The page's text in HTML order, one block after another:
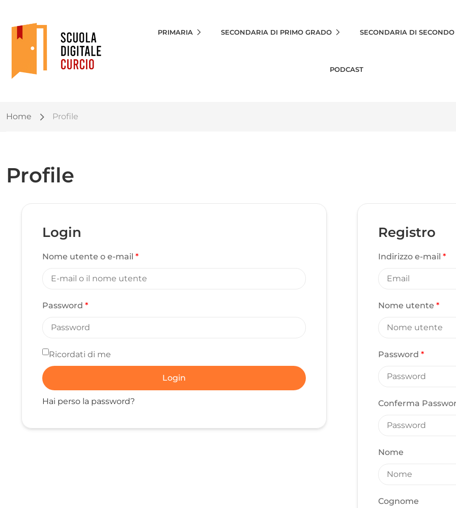
PRIMARIA SECONDARIA DI PRIMO GRADO SECONDARIA DI
PODCAST
Home Profile
Profile
Login
Nome utente o e-mail *
Password *
Ricordati di me
Login
Hai perso la password?
Registro
Indirizzo e-mail *
Nome utente *
Password *
Conferma
Nome
Cognome